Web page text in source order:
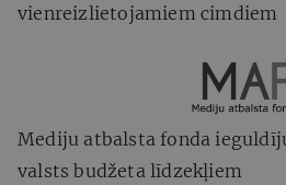
vienreizlietojamiem cimdiem
Mediju atbalsta fonda
valsts budžeta līdzekļiem